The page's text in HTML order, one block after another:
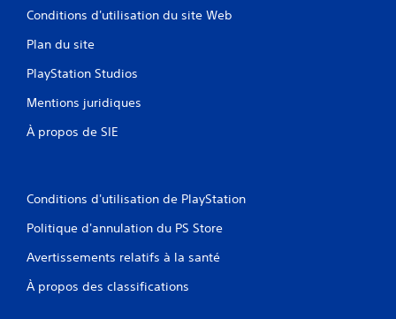
Conditions d'utilisation du site Web
Plan du site
PlayStation Studios
Mentions juridiques
À propos de SIE
Conditions d'utilisation de PlayStation
Politique d'annulation du PS Store
Avertissements relatifs à la santé
À propos des classifications